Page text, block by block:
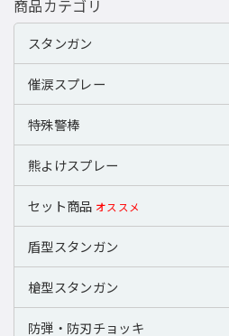
商品カテゴリ
スタンガン
催涙スプレー
特殊警棒
熊よけスプレー
セット商品 オススメ
盾型スタンガン
槍型スタンガン
防弾・防刃チョッキ